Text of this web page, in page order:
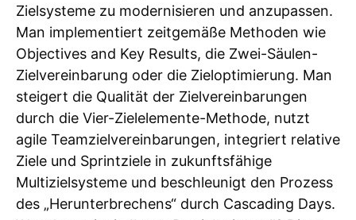
Zielsysteme zu modernisieren und anzupassen.
Man implementiert zeitgemäße Methoden wie
Objectives and Key Results, die Zwei-Säulen-
Zielvereinbarung oder die Zieloptimierung. Man
steigert die Qualität der Zielvereinbarungen
durch die Vier-Zielelemente-Methode, nutzt
agile Teamzielvereinbarungen, integriert relative
Ziele und Sprintziele in zukunftsfähige
Multizielsysteme und beschleunigt den Prozess
des „Herunterbrechens“ durch Cascading Days.